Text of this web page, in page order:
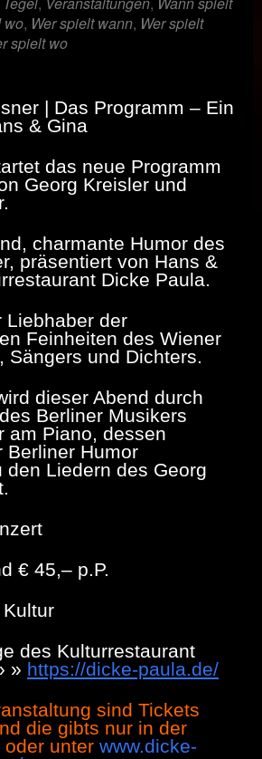
wo, Wer spielt wann, Wer spielt
spielt wo
| Das Programm – Ein
& Gina
das neue Programm
Georg Kreisler und
charmante Humor des
präsentiert von Hans &
Dicke Paula.
Liebhaber der
Feinheiten des Wiener
Sängers und Dichters.
dieser Abend durch
Berliner Musikers
am Piano, dessen
Berliner Humor
den Liedern des Georg
€ 45,– p.P.
des Kulturrestaurant
» https://dicke-paula.de/
sind Tickets
die gibts nur in der
oder unter www.dicke-